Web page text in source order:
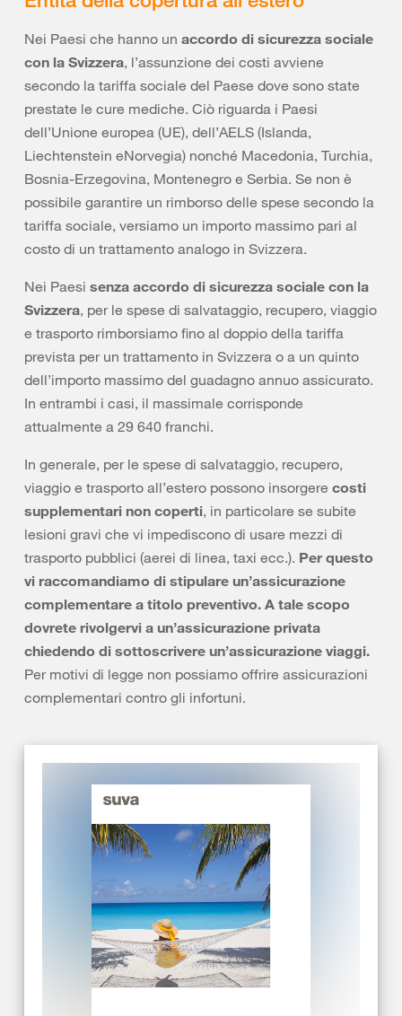
Nei Paesi che hanno un accordo di sicurezza sociale
con la Svizzera, l’assunzione dei costi avviene
secondo la tariffa sociale del Paese dove sono state
prestate le cure mediche. Ciò riguarda i Paesi
dell’Unione europea (UE), dell’AELS (Islanda,
Liechtenstein eNorvegia) nonché Macedonia, Turchia,
Bosnia-Erzegovina, Montenegro e Serbia. Se non è
possibile garantire un rimborso delle spese secondo la
tariffa sociale, versiamo un importo massimo pari al
costo di un trattamento analogo in Svizzera.
Nei Paesi senza accordo di sicurezza sociale con la
Svizzera, per le spese di salvataggio, recupero, viaggio
e trasporto rimborsiamo fino al doppio della tariffa
prevista per un trattamento in Svizzera o a un quinto
dell’importo massimo del guadagno annuo assicurato.
In entrambi i casi, il massimale corrisponde
attualmente a 29 640 franchi.
In generale, per le spese di salvataggio, recupero,
viaggio e trasporto all’estero possono insorgere costi
supplementari non coperti, in particolare se subite
lesioni gravi che vi impediscono di usare mezzi di
trasporto pubblici (aerei di linea, taxi ecc.). Per questo
vi raccomandiamo di stipulare un’assicurazione
complementare a titolo preventivo. A tale scopo
dovrete rivolgervi a un’assicurazione privata
chiedendo di sottoscrivere un’assicurazione viaggi.
Per motivi di legge non possiamo offrire assicurazioni
complementari contro gli infortuni.